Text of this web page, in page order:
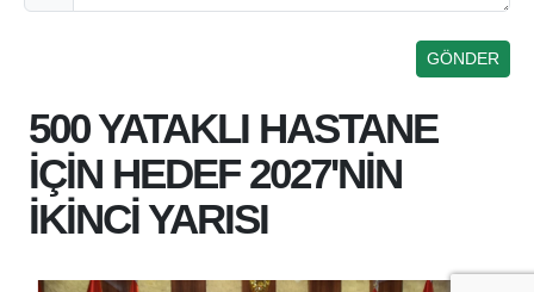
500 YATAKLI HASTANE
İÇİN HEDEF 2027'NİN
İKİNCİ YARISI